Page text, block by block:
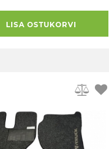
LISA OSTUKORVI